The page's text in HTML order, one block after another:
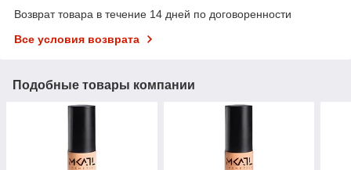
Возврат товара в течение 14 дней по договоренности
Все условия возврата
Подобные товары компании